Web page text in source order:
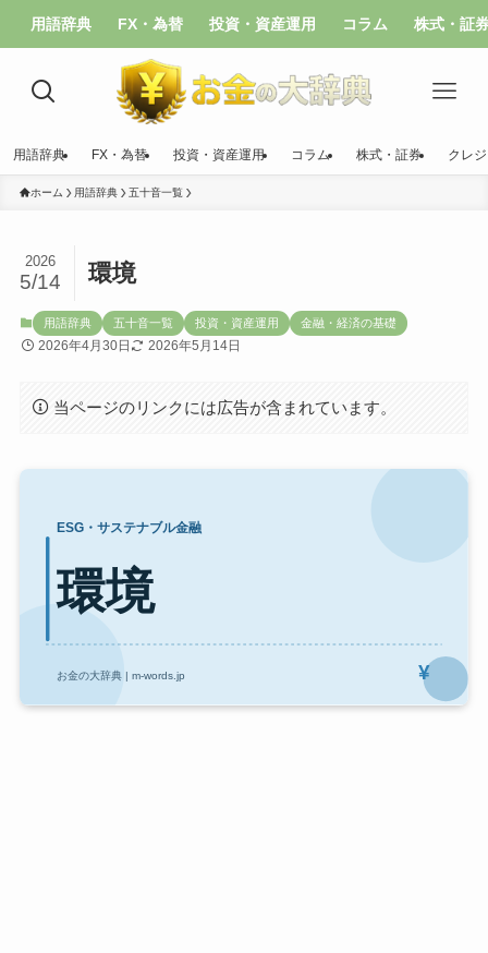
用語辞典 FX・為替 投資・資産運用 コラム 株式・証
用語辞典 FX・為替 投資・資産運用 コラム 株式・証券 クレ
ホーム 用語辞典 五十音一覧
環境
2026
5/14
用語辞典 五十音一覧 投資・資産運用 金融・経済の基礎
2026年4月30日 2026年5月14日
当ページのリンクには広告が含まれています。